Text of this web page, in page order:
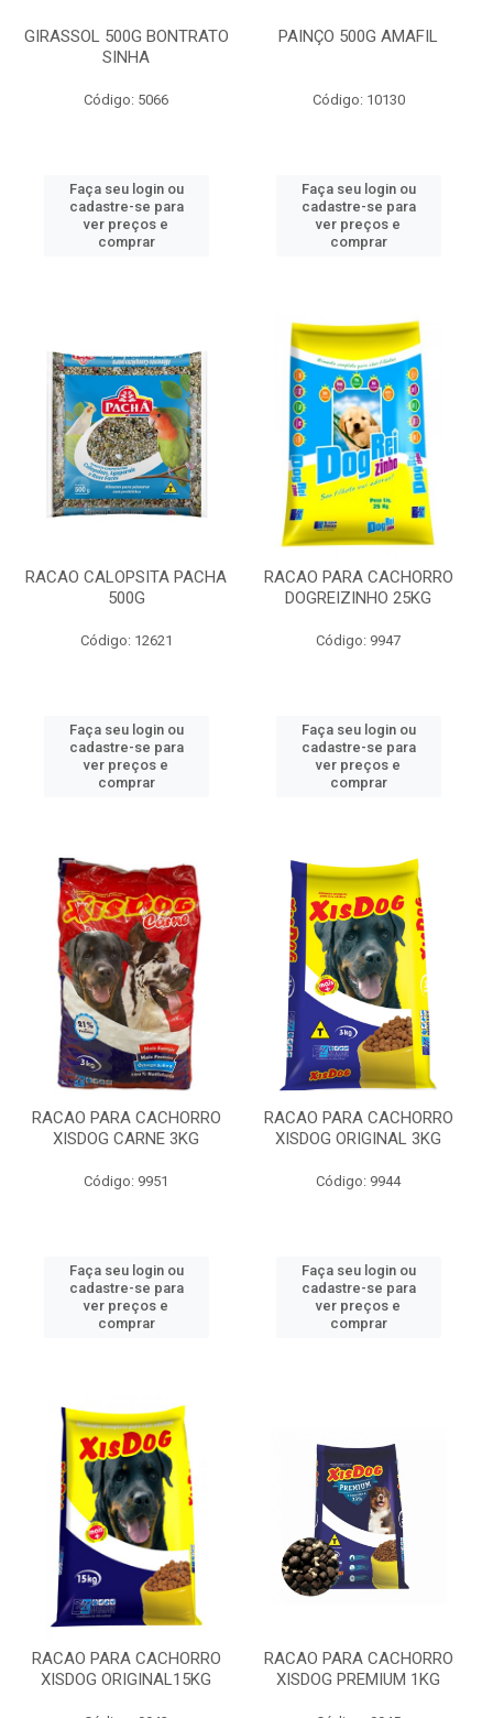
GIRASSOL 500G BONTRATO
SINHA
Código: 5066
Faça seu login ou
cadastre-se para
ver preços e
comprar
PAINÇO 500G AMAFIL
Código: 10130
Faça seu login ou
cadastre-se para
ver preços e
comprar
RACAO CALOPSITA PACHA
500G
Código: 12621
Faça seu login ou
cadastre-se para
ver preços e
comprar
RACAO PARA CACHORRO
DOGREIZINHO 25KG
Código: 9947
Faça seu login ou
cadastre-se para
ver preços e
comprar
RACAO PARA CACHORRO
XISDOG CARNE 3KG
Código: 9951
Faça seu login ou
cadastre-se para
ver preços e
comprar
RACAO PARA CACHORRO
XISDOG ORIGINAL 3KG
Código: 9944
Faça seu login ou
cadastre-se para
ver preços e
comprar
RACAO PARA CACHORRO
XISDOG ORIGINAL15KG
RACAO PARA CACHORRO
XISDOG PREMIUM 1KG